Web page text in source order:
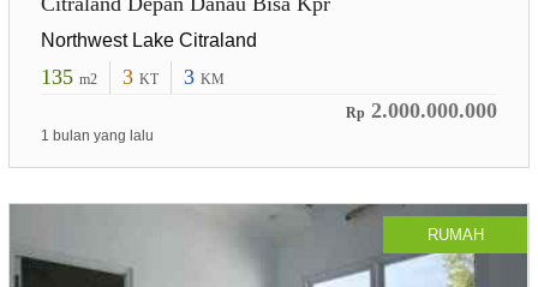
Northwest Lake Citraland
135 m2 3 KT 3 KM
Rp 2.000.000.000
1 bulan yang lalu
RUMAH